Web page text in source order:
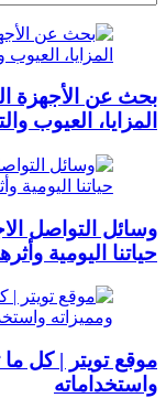
بحث عن الأجهزة
المزايا، العيوب
وسائل التواصل
حياتنا اليومية
موقع تويتر | كل
واستخداماته